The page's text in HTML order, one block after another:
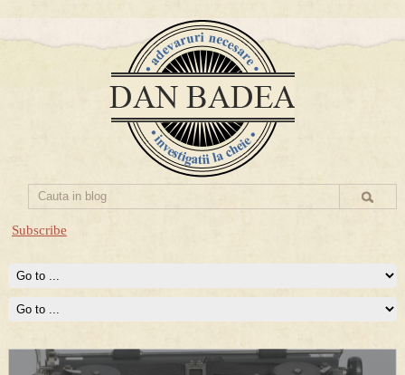
Subscribe
Prima mea carte publicata (Nemira)
Averea Presedintelui: prima lucrare despre controversatele
conturi secrete ale Securitatii.